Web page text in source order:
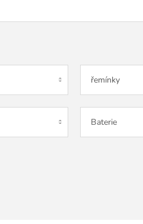
řemínky
Baterie